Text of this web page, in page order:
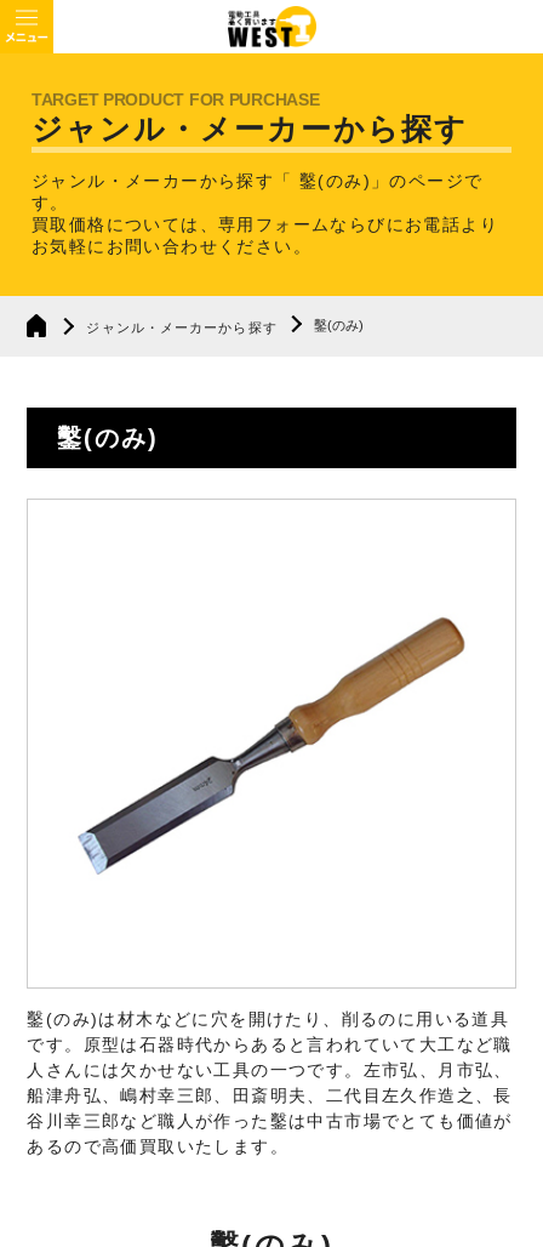
ジャンル・メーカーから探す
ジャンル・メーカーから探す「 鑿(のみ)」のページで
す。
買取価格については、専用フォームならびにお電話より
お気軽にお問い合わせください。
ジャンル・メーカーから探す 鑿(のみ)
鑿(のみ)
鑿(のみ)は材木などに穴を開けたり、削るのに用いる道具
です。原型は石器時代からあると言われていて大工など職
人さんには欠かせない工具の一つです。左市弘、月市弘、
船津舟弘、嶋村幸三郎、田斎明夫、二代目左久作造之、長
谷川幸三郎など職人が作った鑿は中古市場でとても価値が
あるので高価買取いたします。